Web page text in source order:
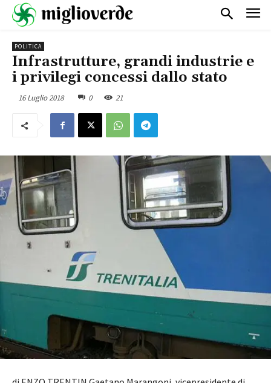
POLITICA
Infrastrutture, grandi industrie e
i privilegi concessi dallo stato
16 Luglio 2018 0 21